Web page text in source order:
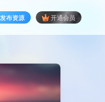
发布资源 开通会员